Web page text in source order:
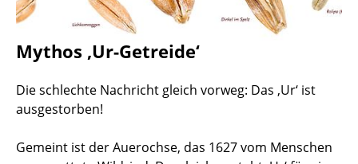
Mythos ‚Ur-Getreide‘
Die schlechte Nachricht gleich vorweg: Das ‚Ur‘ ist
ausgestorben!
Gemeint ist der Auerochse, das 1627 vom Menschen